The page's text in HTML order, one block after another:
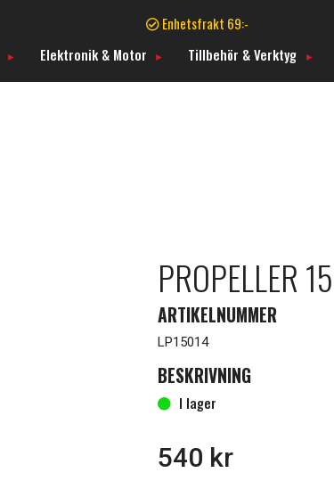
Enhetsfrakt 69:-
Elektronik & Motor Tillbehör & Verktyg
PROPELLER
ARTIKELNUMMER
LP15014
BESKRIVNING
I lager
540 kr